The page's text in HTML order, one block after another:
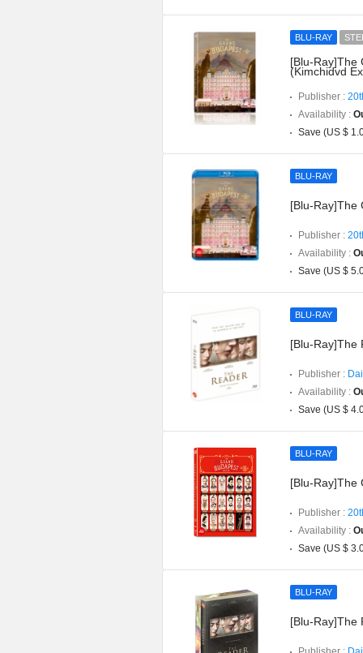
BLU-RAY
[Blu-Ray]The
(Kimchidvd
Publisher :
Availability :
Save (US $
BLU-RAY
[Blu-Ray]The
Publisher :
Availability :
Save (US $
BLU-RAY
[Blu-Ray]The
Publisher :
Availability :
Save (US $
BLU-RAY
[Blu-Ray]The
Publisher :
Availability :
Save (US $
BLU-RAY
[Blu-Ray]The